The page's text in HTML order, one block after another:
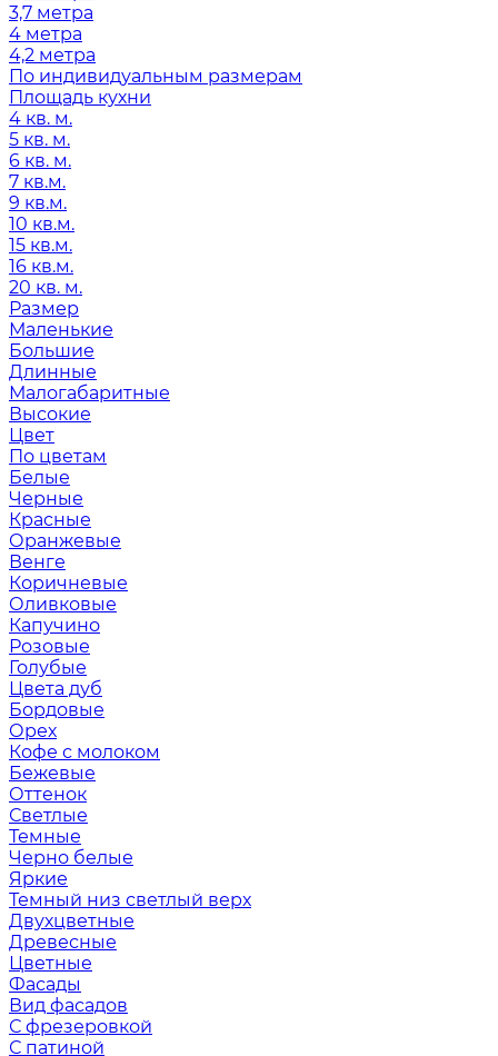
3,7 метра
4 метра
4,2 метра
По индивидуальным размерам
Площадь кухни
4 кв. м.
5 кв. м.
6 кв. м.
7 кв.м.
9 кв.м.
10 кв.м.
15 кв.м.
16 кв.м.
20 кв. м.
Размер
Маленькие
Большие
Длинные
Малогабаритные
Высокие
Цвет
По цветам
Белые
Черные
Красные
Оранжевые
Венге
Коричневые
Оливковые
Капучино
Розовые
Голубые
Цвета дуб
Бордовые
Орех
Кофе с молоком
Бежевые
Оттенок
Светлые
Темные
Черно белые
Яркие
Темный низ светлый верх
Двухцветные
Древесные
Цветные
Фасады
Вид фасадов
С фрезеровкой
С патиной